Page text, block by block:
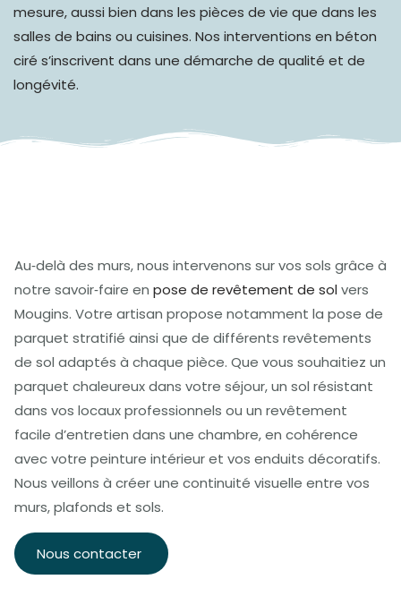
mesure, aussi bien dans les pièces de vie que dans les
salles de bains ou cuisines. Nos interventions en béton
ciré s’inscrivent dans une démarche de qualité et de
longévité.
Au‑delà des murs, nous intervenons sur vos sols grâce à
notre savoir‑faire en pose de revêtement de solvers
Mougins. Votre artisan propose notamment la pose de
parquet stratifié ainsi que de différents revêtements
de sol adaptés à chaque pièce. Que vous souhaitiez un
parquet chaleureux dans votre séjour, un sol résistant
dans vos locaux professionnels ou un revêtement
facile d’entretien dans une chambre, en cohérence
avec votre peinture intérieur et vos enduits décoratifs.
Nous veillons à créer une continuité visuelle entre vos
murs, plafonds et sols.
Nous contacter